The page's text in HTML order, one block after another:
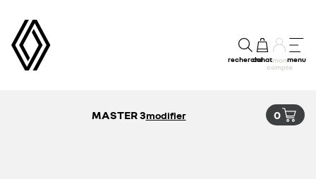
rechercheachatmon
compte
menu
MASTER 3modifier 0